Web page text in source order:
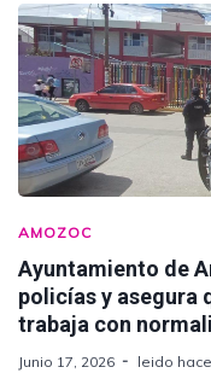
AMOZOC
Ayuntamiento de
policías y asegura
trabaja con
Junio 17, 2026 leido